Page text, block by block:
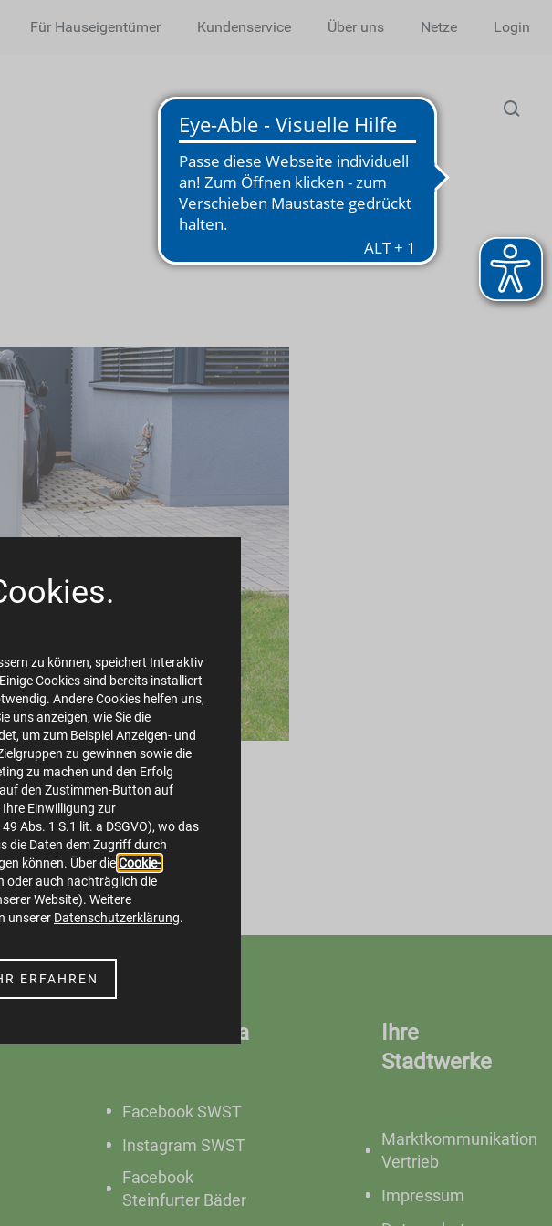
zu können, speichert Interaktiv
Cookies sind bereits installiert
Andere Cookies helfen uns,
uns anzeigen, wie Sie die
um zum Beispiel Anzeigen- und
zu gewinnen sowie die
zu machen und den Erfolg
den Zustimmen-Button auf
Einwilligung zur
Abs. 1 S.1 lit. a DSGVO), wo das
die Daten dem Zugriff durch
können. Über dieCookie-
oder auch nachträglich die
Website). Weitere
unserer Datenschutzerklärung.
ERFAHREN
Für Hauseigentümer Kundenservice Über uns Netze Login
3.2 MB
anzeigen…
Social Media
Facebook SWST
Instagram SWST
Facebook
Steinfurter Bäder
Ihre
Stadtwerke
Marktkommunikation
Vertrieb
Impressum